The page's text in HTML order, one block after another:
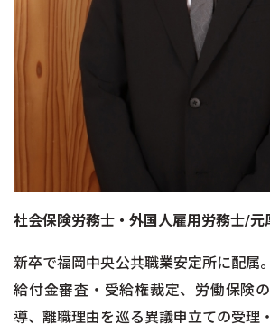
社会保険労務士・外国人雇用労務士/元
新卒で福岡中央公共職業安定所に配属
給付金審査・受給権裁定、労働保険
導、離職理由を巡る異議申立ての受理